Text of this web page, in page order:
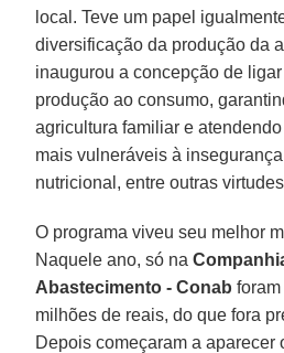
local. Teve um papel
diversificação da produção da
inaugurou a concepção de
produção ao consumo,
agricultura familiar e
mais vulneráveis à
nutricional, entre outras
O programa viveu seu melhor
Naquele ano, só na
Abastecimento - Conab
milhões de reais, do que fora
Depois começaram a aparecer